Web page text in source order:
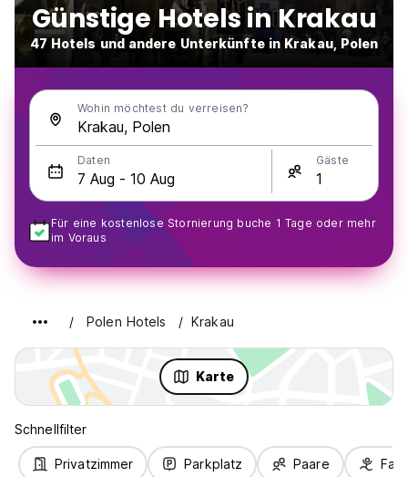
Günstige Hotels in Krakau
47 Hotels und andere Unterkünfte in Krakau, Polen
Wohin möchtest du verreisen?
Daten Gäste
Für eine kostenlose Stornierung buche 1 Tage oder mehr
im Voraus
Polen Hotels Krakau
Karte
Schnellfilter
Privatzimmer Parkplatz Paare